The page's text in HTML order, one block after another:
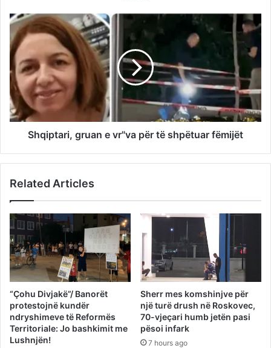
Shqiptari, gruan e vr"va për të shpëtuar fëmijët
Related Articles
“Çohu Divjakë”/ Banorët
protestojnë kundër
ndryshimeve të Reformës
Territoriale: Jo bashkimit me
Lushnjën!
Sherr mes komshinjve për
një turë drush në Roskovec,
70-vjeçari humb jetën pasi
pësoi infark
7 hours ago